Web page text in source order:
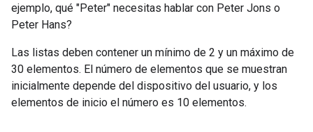
ejemplo, qué "Peter" necesitas hablar con Peter Jons o
Peter Hans?
Las listas deben contener un mínimo de 2 y un máximo de
30 elementos. El número de elementos que se muestran
inicialmente depende del dispositivo del usuario, y los
elementos de inicio el número es 10 elementos.